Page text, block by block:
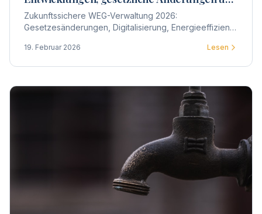
praktische Auswirkungen für
Wohnungseigentümergemeinschaften
Zukunftssichere WEG-Verwaltung 2026:
Gesetzesänderungen, Digitalisierung, Energieeffizienz
Wohnungseigentümergemeinschaften jetzt strategisch
19. Februar 2026 Lesen